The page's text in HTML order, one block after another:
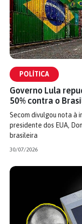
POLÍTICA
Governo Lula
50% contra o
Secom divulgou nota à
presidente dos EUA,
brasileira
30/07/2026